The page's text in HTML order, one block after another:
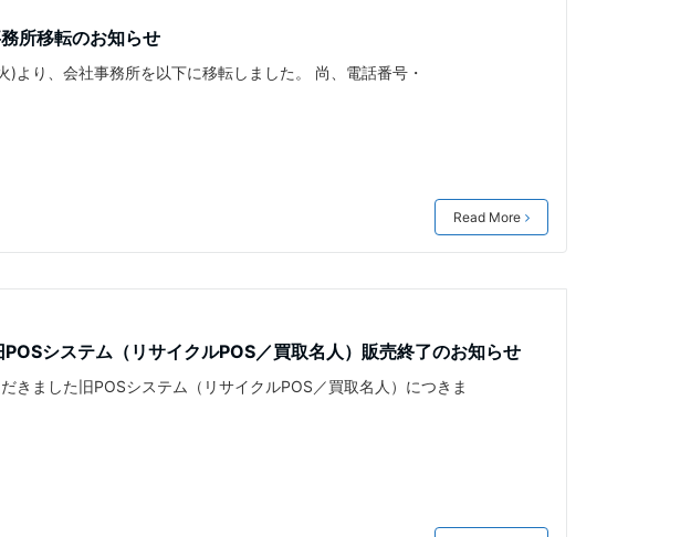
務所移転のお知らせ
より、会社事務所を以下に移転しました。 尚、電話番号・
Read More
POSシステム（リサイクルPOS／買取名人）販売終了のお知らせ
きました旧POSシステム（リサイクルPOS／買取名人）につきま